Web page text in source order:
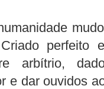
perfeito
arbítrio,
e dar ouvidos